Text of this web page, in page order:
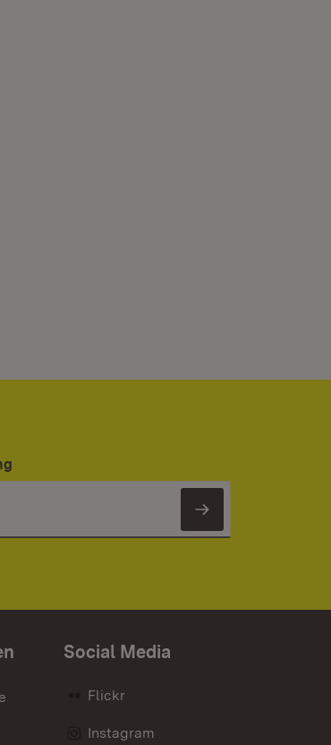
Newsletter
Social Media
Flickr
Instagram